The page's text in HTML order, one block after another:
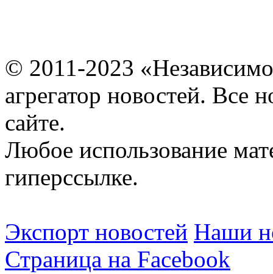
© 2011-2023
агрегатор новостей. Все
сайте.
Любое использование
гиперссылке.
Экспорт новостей Наши
Страница на Facebook